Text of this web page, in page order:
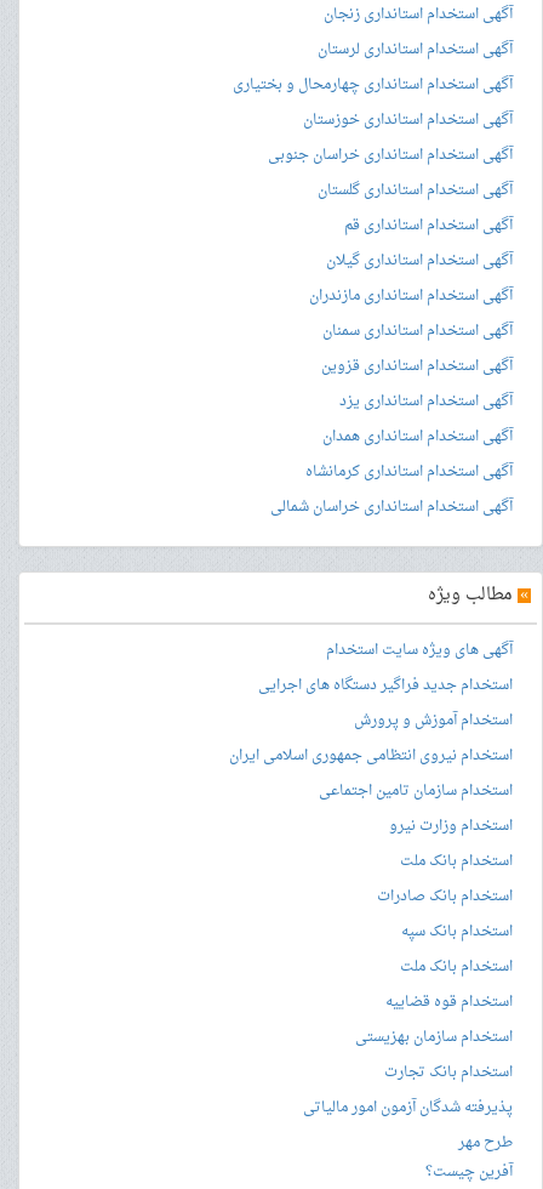
آگهی استخدام استانداری زنجان
آگهی استخدام استانداری لرستان
آگهی استخدام استانداری چهارمحال و بختیاری
آگهی استخدام استانداری خوزستان
آگهی استخدام استانداری خراسان جنوبی
آگهی استخدام استانداری گلستان
آگهی استخدام استانداری قم
آگهی استخدام استانداری گیلان
آگهی استخدام استانداری مازندران
آگهی استخدام استانداری سمنان
آگهی استخدام استانداری قزوین
آگهی استخدام استانداری یزد
آگهی استخدام استانداری همدان
آگهی استخدام استانداری کرمانشاه
آگهی استخدام استانداری خراسان شمالی
» مطالب ویژه
آگهی های ویژه سایت استخدام
استخدام جدید فراگیر دستگاه های اجرایی
استخدام آموزش و پرورش
استخدام نیروی انتظامی جمهوری اسلامی ایران
استخدام سازمان تامین اجتماعی
استخدام وزارت نیرو
استخدام بانک ملت
استخدام بانک صادرات
استخدام بانک سپه
استخدام بانک ملت
استخدام قوه قضاییه
استخدام سازمان بهزیستی
استخدام بانک تجارت
پذیرفته شدگان آزمون امور مالیاتی
طرح مهر
آفرین چیست؟